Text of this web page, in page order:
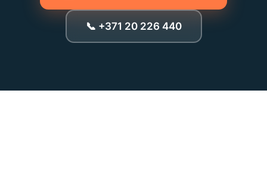
📞 +371 20 226 440